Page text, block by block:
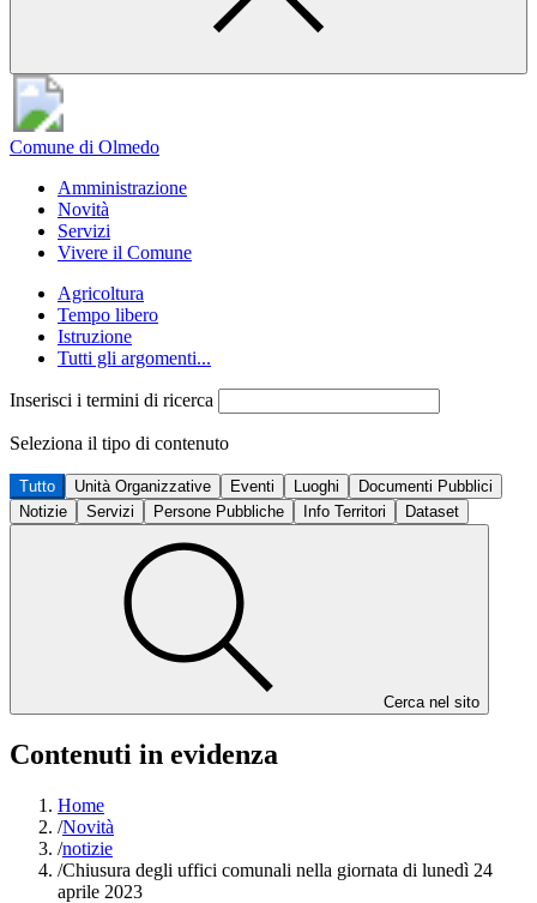
Comune di Olmedo
Amministrazione
Novità
Servizi
Vivere il Comune
Agricoltura
Tempo libero
Istruzione
Tutti gli argomenti...
Inserisci i termini di ricerca
Seleziona il tipo di contenuto
Tutto Unità Organizzative Eventi Luoghi
Documenti Pubblici
Notizie
Servizi Persone Pubbliche Info Territori Dataset
Cerca nel sito
Contenuti in evidenza
Home
/Novità
/notizie
/Chiusura degli uffici comunali nella giornata di lunedì 24
aprile 2023